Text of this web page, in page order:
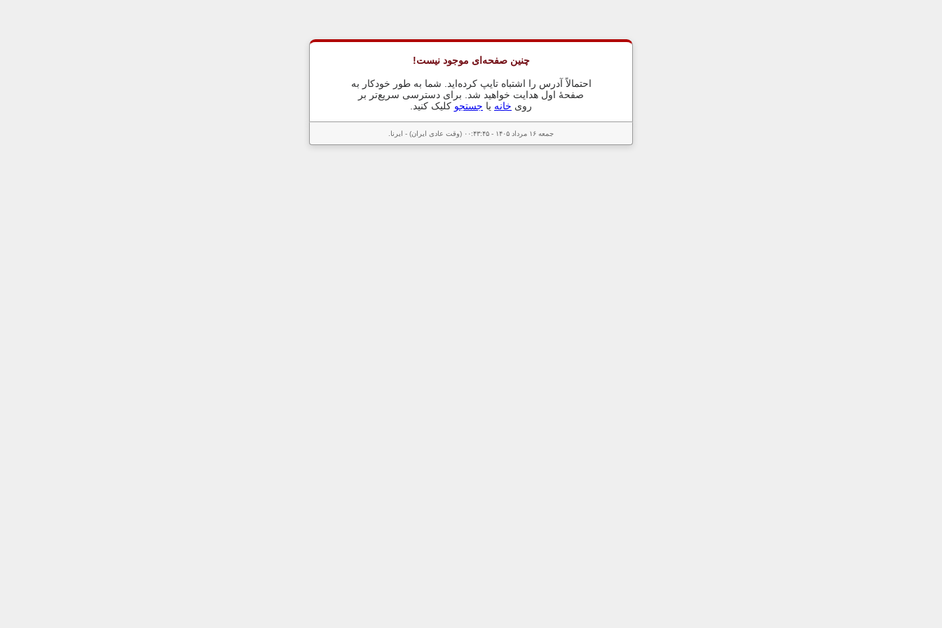
چنین صفحه‌ای موجود نیست!
احتمالاً آدرس را اشتباه تایپ کرده‌اید. شما به طور خودکار به
صفحهٔ اول هدایت خواهید شد. برای دسترسی سریع‌تر بر
روی خانه یا جستجو کلیک کنید.
جمعه ۱۶ مرداد ۱۴۰۵ - ۰۰:۴۳:۴۵ (وقت عادی ایران) - ایرنا.